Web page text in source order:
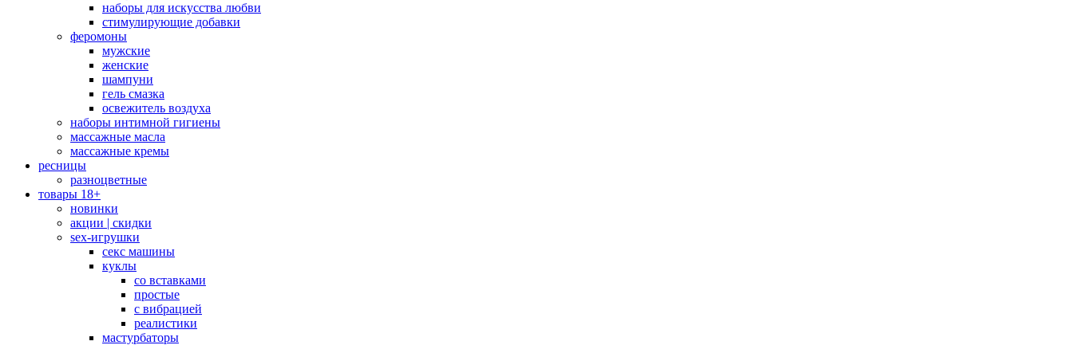
наборы для искусства любви
стимулирующие добавки
феромоны
мужские
женские
шампуни
гель смазка
освежитель воздуха
наборы интимной гигиены
массажные масла
массажные кремы
ресницы
разноцветные
товары 18+
новинки
акции | скидки
sex-игрушки
секс машины
куклы
со вставками
простые
с вибрацией
реалистики
мастурбаторы